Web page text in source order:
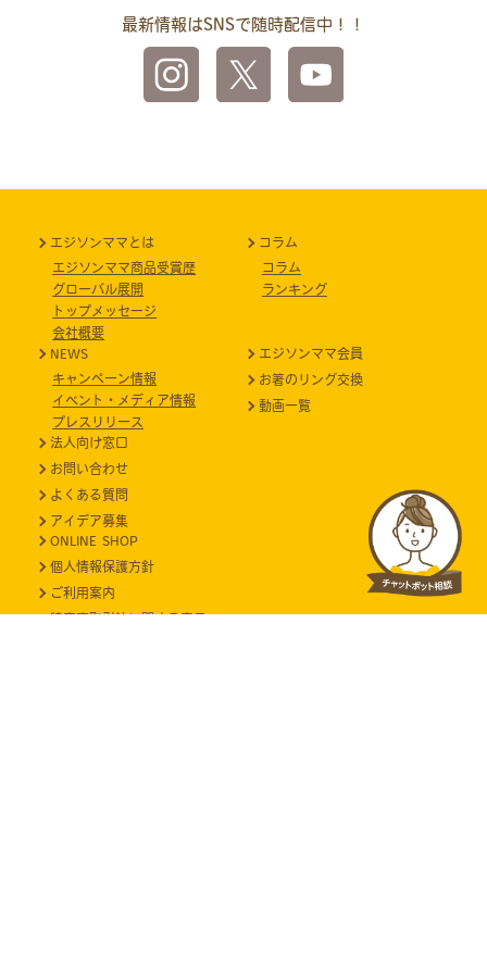
最新情報はSNSで随時配信中！！
エジソンママとは
エジソンママ商品受賞歴
グローバル展開
トップメッセージ
会社概要
コラム
コラム
ランキング
NEWS
キャンペーン情報
イベント・メディア情報
プレスリリース
エジソンママ会員
お箸のリング交換
動画一覧
法人向け窓口
お問い合わせ
よくある質問
アイデア募集
ONLINE SHOP
個人情報保護方針
ご利用案内
特定商取引法に関する表示